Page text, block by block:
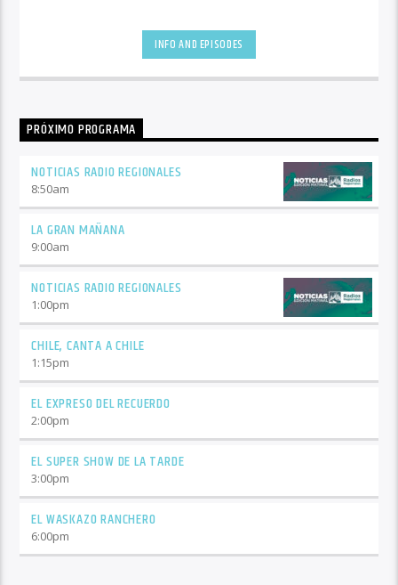
INFO AND EPISODES
PRÓXIMO PROGRAMA
NOTICIAS RADIO REGIONALES
8:50am
LA GRAN MAÑANA
9:00am
NOTICIAS RADIO REGIONALES
1:00pm
CHILE, CANTA A CHILE
1:15pm
EL EXPRESO DEL RECUERDO
2:00pm
EL SUPER SHOW DE LA TARDE
3:00pm
EL WASKAZO RANCHERO
6:00pm